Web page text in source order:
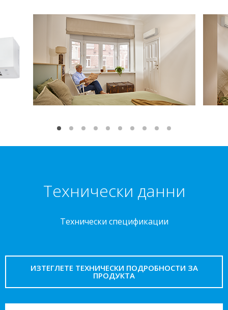
Технически данни
Технически спецификации
ИЗТЕГЛЕТЕ ТЕХНИЧЕСКИ ПОДРОБНОСТИ ЗА
ПРОДУКТА